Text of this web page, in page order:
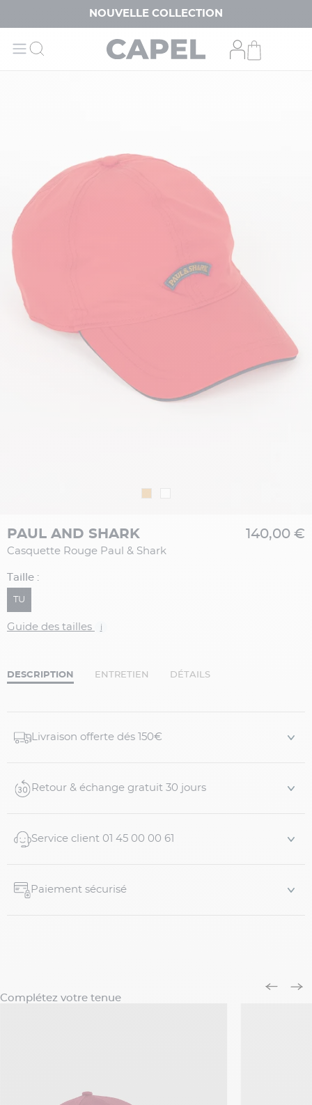
NOUVELLE COLLECTION
PAUL AND SHARK
Casquette Rouge Paul & Shark
140,00 €
Taille :
TU
Guide des tailles i
DESCRIPTION ENTRETIEN DÉTAILS
Livraison offerte dés 150€
Retour & échange gratuit 30 jours
Service client 01 45 00 00 61
Paiement sécurisé
Complétez votre tenue